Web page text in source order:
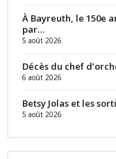
À Bayreuth, le 150e
par…
5 août 2026
Décès du chef
6 août 2026
Betsy Jolas et les
5 août 2026